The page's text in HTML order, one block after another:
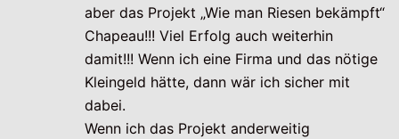
aber das Projekt „Wie man Riesen bekämpft“
Chapeau!!! Viel Erfolg auch weiterhin
damit!!! Wenn ich eine Firma und das nötige
Kleingeld hätte, dann wär ich sicher mit
dabei.
Wenn ich das Projekt anderweitig